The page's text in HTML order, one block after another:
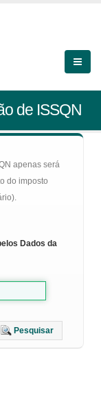
de ISSQN
apenas será
do imposto
Dados da
Pesquisar